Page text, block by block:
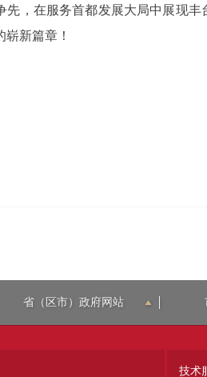
先，在服务首都发展大局中展现
新篇章！
省（区市）政府网站
技术